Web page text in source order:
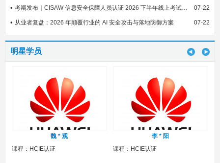
考期发布｜CISAW 信息安全保障人员认证 2026 下半年线上考试安排 07-22
从业者复盘：2026 年颠覆行业的 AI 安全攻击与落地防御方案 07-22
明星学员
魏 * 观
课程：HCIE认证
李 * 阳
课程：HCIE认证